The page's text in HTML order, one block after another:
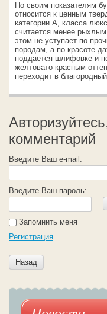
По своим показателям
относится к ценным
категории А, класса
считается менее
этом не уступает по
породам, а по красоте
поддается шлифовке и
желтовато-красным
переходит в
комментарий
Введите Ваш e-mail:
Введите Ваш пароль:
Запомнить меня
Регистрация
Назад